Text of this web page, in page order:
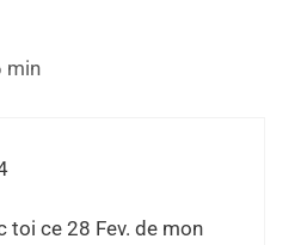
min
toi ce 28 Fev. de mon